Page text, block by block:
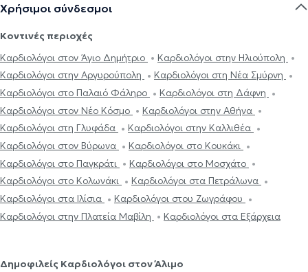
Χρήσιμοι σύνδεσμοι
Κοντινές περιοχές
Καρδιολόγοι στον Άγιο Δημήτριο
Καρδιολόγοι στην Ηλιούπολη
Καρδιολόγοι στην Αργυρούπολη
Καρδιολόγοι στη Νέα Σμύρνη
Καρδιολόγοι στο Παλαιό Φάληρο
Καρδιολόγοι στη Δάφνη
Καρδιολόγοι στον Νέο Κόσμο
Καρδιολόγοι στην Αθήνα
Καρδιολόγοι στη Γλυφάδα
Καρδιολόγοι στην Καλλιθέα
Καρδιολόγοι στον Βύρωνα
Καρδιολόγοι στο Κουκάκι
Καρδιολόγοι στο Παγκράτι
Καρδιολόγοι στο Μοσχάτο
Καρδιολόγοι στο Κολωνάκι
Καρδιολόγοι στα Πετράλωνα
Καρδιολόγοι στα Ιλίσια
Καρδιολόγοι στου Ζωγράφου
Καρδιολόγοι στην Πλατεία Μαβίλη
Καρδιολόγοι στα Εξάρχεια
Δημοφιλείς Καρδιολόγοι στον Άλιμο